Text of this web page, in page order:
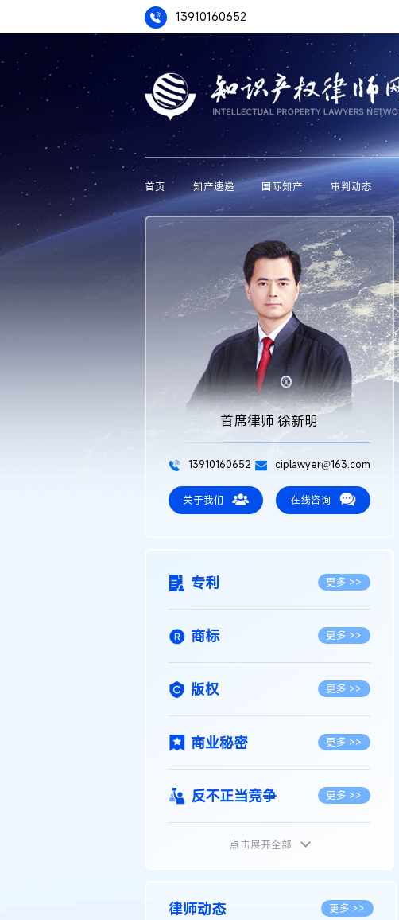
13910160652
首页 知产速递 国际知产 审判动态
首席律师 徐新明
13910160652 ciplawyer@163.com
关于我们 在线咨询
专利 更多 >>
商标 更多 >>
版权 更多 >>
商业秘密 更多 >>
反不正当竞争 更多 >>
植物新品种
地理标志 更多 >>
点击展开全部
律师动态 更多 >>